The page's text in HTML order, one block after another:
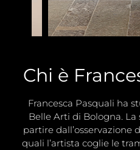
Chi è
Francesca Pasquali ha
Belle Arti di Bologna. La
partire dall’osservazione
quali l’artista coglie le